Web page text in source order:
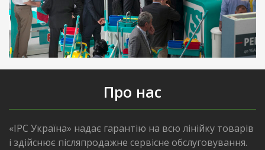
Про нас
«IPC Україна» надає гарантію на всю лінійку товарів
і здійснює післяпродажне сервісне обслуговування.